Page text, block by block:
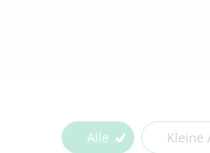
Alle Kleine